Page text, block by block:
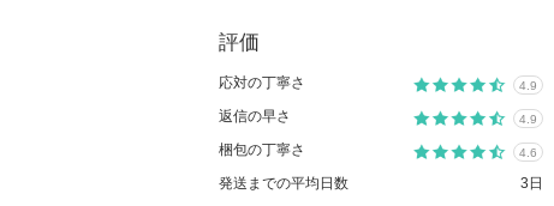
評価
応対の丁寧さ 4.9
返信の早さ 4.9
梱包の丁寧さ 4.6
発送までの平均日数
3日